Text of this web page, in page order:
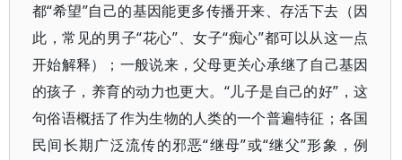
都“希望”自己的基因能更多传播开来、存活下去（因
此，常见的男子“花心”、女子“痴心”都可以从这一点
开始解释）；一般说来，父母更关心承继了自己基因
的孩子，养育的动力也更大。“儿子是自己的好”，这
句俗语概括了作为生物的人类的一个普遍特征；各国
民间长期广泛流传的邪恶“继母”或“继父”形象，例